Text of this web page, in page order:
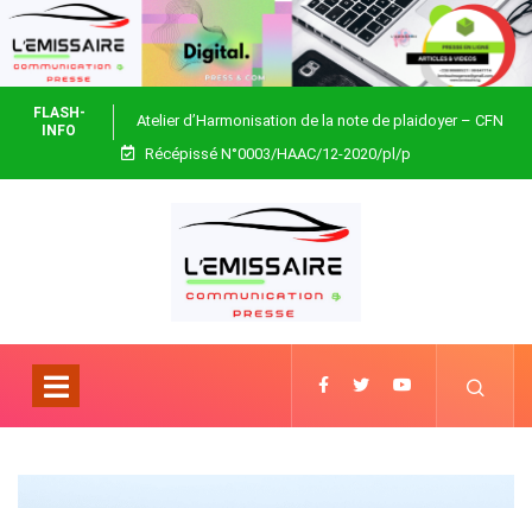
FLASH-
INFO
Atelier d’Harmonisation de la note de plaidoyer – CFN
Togo
Récépissé N°0003/HAAC/12-2020/pl/p